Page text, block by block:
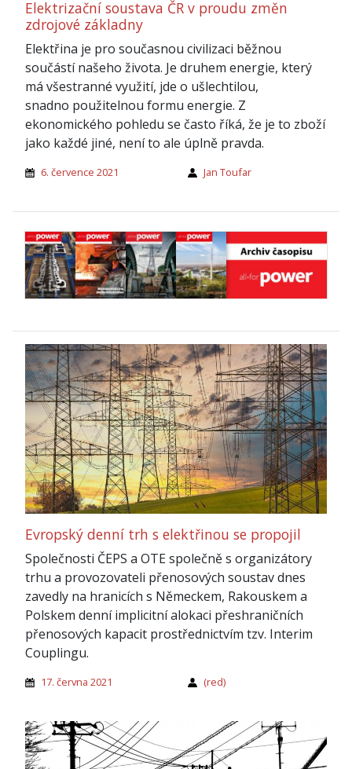
Elektrizační soustava ČR v proudu změn
zdrojové základny
Elektřina je pro současnou civilizaci běžnou
součástí našeho života. Je druhem energie, který
má všestranné využití, jde o ušlechtilou,
snadno použitelnou formu energie. Z
ekonomického pohledu se často říká, že je to zboží
jako každé jiné, není to ale úplně pravda.
6. července 2021 Jan Toufar
Evropský denní trh s elektřinou se propojil
Společnosti ČEPS a OTE společně s organizátory
trhu a provozovateli přenosových soustav dnes
zavedly na hranicích s Německem, Rakouskem a
Polskem denní implicitní alokaci přeshraničních
přenosových kapacit prostřednictvím tzv. Interim
Couplingu.
17. června 2021 (red)